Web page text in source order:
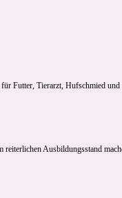
Futter, Tierarzt, Hufschmied
reiterlichen Ausbildungsstand